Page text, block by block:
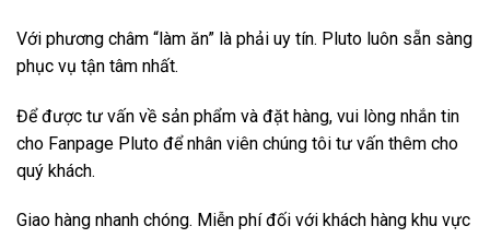
Với phương châm “làm ăn” là phải uy tín. Pluto luôn sẵn sàng
phục vụ tận tâm nhất.
Để được tư vấn về sản phẩm và đặt hàng, vui lòng nhắn tin
cho Fanpage Pluto để nhân viên chúng tôi tư vấn thêm cho
quý khách.
Giao hàng nhanh chóng. Miễn phí đối với khách hàng khu vực